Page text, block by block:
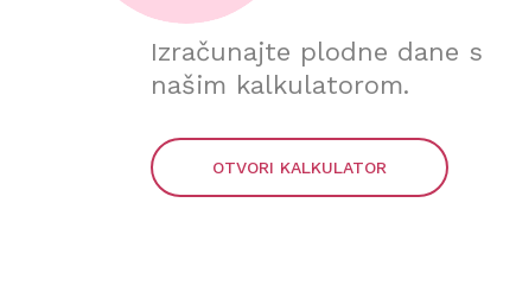
Izračunajte plodne dane s
našim kalkulatorom.
OTVORI KALKULATOR